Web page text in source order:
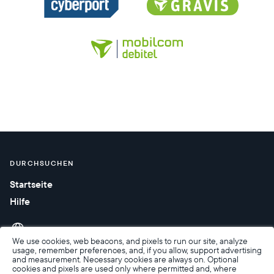
We use cookies, web beacons, and pixels to run our site, analyze
usage, remember preferences, and, if you allow, support advertising
and measurement. Necessary cookies are always on. Optional
cookies and pixels are used only where permitted and, where
DURCHSUCHEN
Startseite
Hilfe